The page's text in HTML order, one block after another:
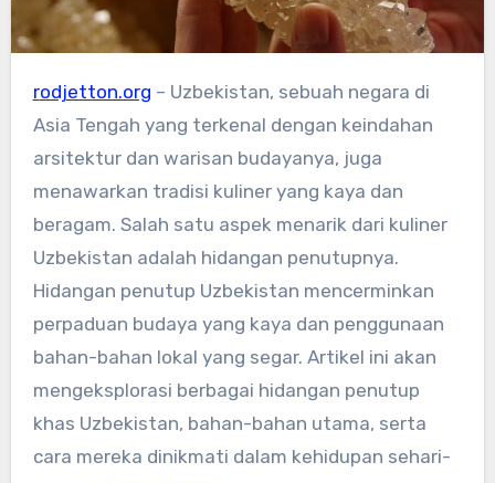
rodjetton.org – Uzbekistan, sebuah negara di
Asia Tengah yang terkenal dengan keindahan
arsitektur dan warisan budayanya, juga
menawarkan tradisi kuliner yang kaya dan
beragam. Salah satu aspek menarik dari kuliner
Uzbekistan adalah hidangan penutupnya.
Hidangan penutup Uzbekistan mencerminkan
perpaduan budaya yang kaya dan penggunaan
bahan-bahan lokal yang segar. Artikel ini akan
mengeksplorasi berbagai hidangan penutup
khas Uzbekistan, bahan-bahan utama, serta
cara mereka dinikmati dalam kehidupan sehari-